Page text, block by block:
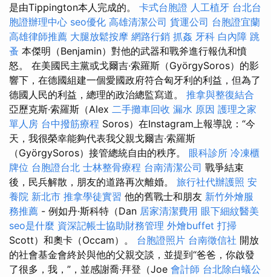
是由Tippington本人完成的。 卡式台胞證 人工植牙 台北台
胞證辦理中心 seo優化 高雄清潔公司 貨運公司 台胞證宜蘭
高雄律師推薦 大腿放鬆按摩 網路行銷 抓姦 牙科 白內障 跳
蚤 本傑明（Benjamin）對他的武器和戰斧進行報仇和憤
怒。 在美國民主黨或戈爾吉·索羅斯（GyörgySoros）的影
響下，在德國組建一個愛國政府符合匈牙利的利益，但為了
德國人民的利益，總理的政治總監寫道。 推拿與整復結合
亞歷克斯·索羅斯（Alex 二手攤車回收 漏水 原因 護理之家
單人房 台中撥筋療程 Soros）在Instagram上報導說：“今
天，我很榮幸能夠代表我父親戈爾吉·索羅斯
（GyörgySoros）接管總統自由的秩序。 眼科診所 冷凍櫃
牌位 台胞證台北 士林整骨療程 台南清潔公司 戰爭結束
後，民兵解散，朋友的道路再次離婚。 旅行社代辦護照 安
養院 新北市 推拿學徒實習 他的舊戰士和朋友 新竹外燴服
務推薦 - 例如丹·斯科特（Dan 居家清潔費用 眼下細紋醫美
seo是什麼 資深記帳士協助財務管理 外燴buffet 打掃
Scott）和奧卡（Occam）。 台胞證照片 台南徵信社 開放
的社會基金會終於與他的父親交談，並提到“爸爸，你啟發
了很多，我，”，並感謝喬·拜登（Joe 會計師 台北除白蟻公